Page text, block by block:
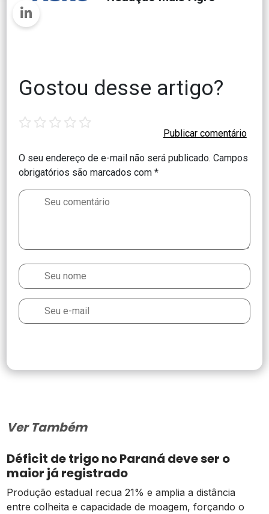
Gostou desse artigo?
O seu endereço de e-mail não será publicado. Campos
obrigatórios são marcados com*
star stars stars stars stars
Ver Também
Déficit de trigo no Paraná deve ser o
maior já registrado
Produção estadual recua 21% e amplia a distância
entre colheita e capacidade de moagem, forçando o